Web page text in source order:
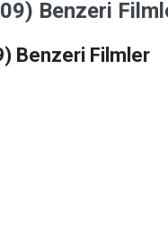
Benzeri
Benzeri Filmler